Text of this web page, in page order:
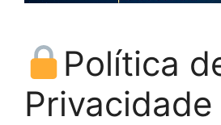
Política
Privacidade